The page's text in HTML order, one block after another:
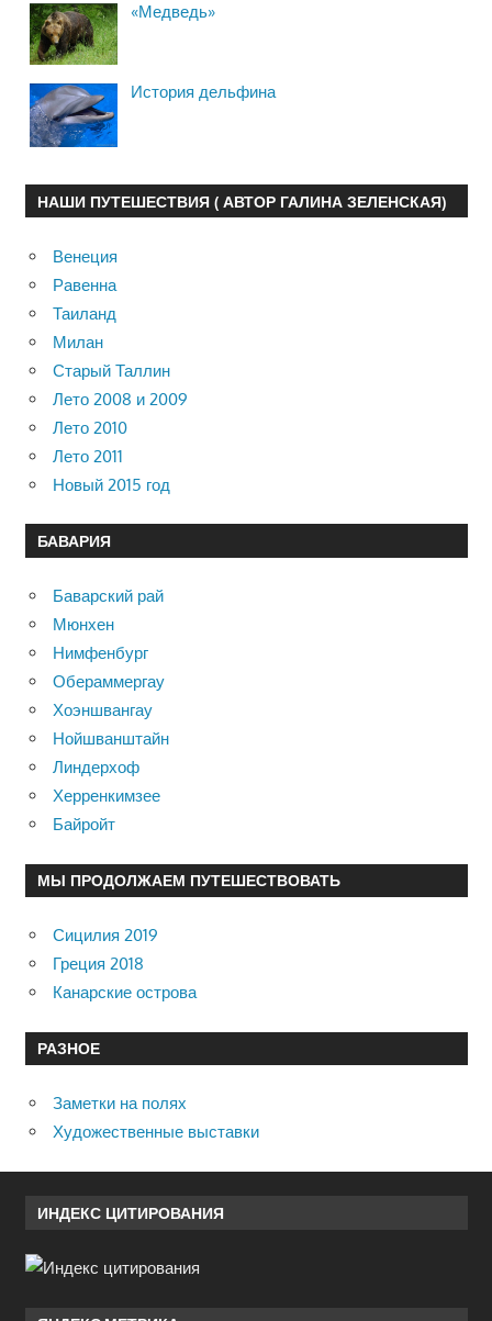
«Медведь»
История дельфина
НАШИ ПУТЕШЕСТВИЯ ( АВТОР ГАЛИНА ЗЕЛЕНСКАЯ)
Венеция
Равенна
Таиланд
Милан
Старый Таллин
Лето 2008 и 2009
Лето 2010
Лето 2011
Новый 2015 год
БАВАРИЯ
Баварский рай
Мюнхен
Нимфенбург
Обераммергау
Хоэншвангау
Нойшванштайн
Линдерхоф
Херренкимзее
Байройт
МЫ ПРОДОЛЖАЕМ ПУТЕШЕСТВОВАТЬ
Сицилия 2019
Греция 2018
Канарские острова
РАЗНОЕ
Заметки на полях
Художественные выставки
ИНДЕКС ЦИТИРОВАНИЯ